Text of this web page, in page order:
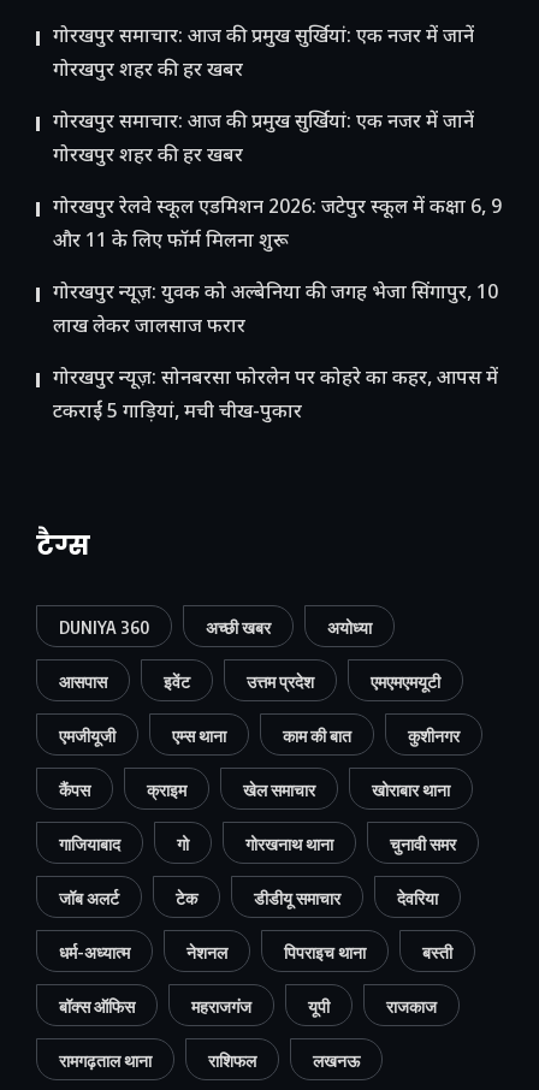
गोरखपुर समाचार: आज की प्रमुख सुर्खियां: एक नजर में जानें
गोरखपुर शहर की हर खबर
गोरखपुर समाचार: आज की प्रमुख सुर्खियां: एक नजर में जानें
गोरखपुर शहर की हर खबर
गोरखपुर रेलवे स्कूल एडमिशन 2026: जटेपुर स्कूल में कक्षा 6, 9
और 11 के लिए फॉर्म मिलना शुरू
गोरखपुर न्यूज़: युवक को अल्बेनिया की जगह भेजा सिंगापुर, 10
लाख लेकर जालसाज फरार
गोरखपुर न्यूज़: सोनबरसा फोरलेन पर कोहरे का कहर, आपस में
टकराईं 5 गाड़ियां, मची चीख-पुकार
टैग्स
DUNIYA 360 अच्छी खबर अयोध्या
आसपास इवेंट उत्तम प्रदेश एमएमएमयूटी
एमजीयूजी एम्स थाना काम की बात कुशीनगर
कैंपस क्राइम खेल समाचार खोराबार थाना
गाजियाबाद गो गोरखनाथ थाना चुनावी समर
जॉब अलर्ट टेक डीडीयू समाचार देवरिया
धर्म-अध्यात्म नेशनल पिपराइच थाना बस्ती
बॉक्स ऑफिस महराजगंज यूपी राजकाज
रामगढ़ताल थाना राशिफल लखनऊ